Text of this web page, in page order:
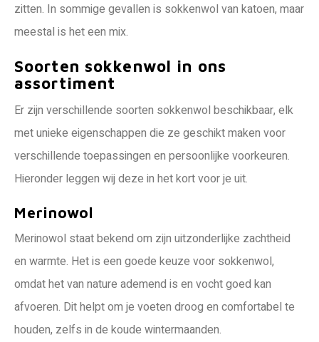
zitten. In sommige gevallen is sokkenwol van katoen, maar
meestal is het een mix.
Soorten sokkenwol in ons
assortiment
Er zijn verschillende soorten sokkenwol beschikbaar, elk
met unieke eigenschappen die ze geschikt maken voor
verschillende toepassingen en persoonlijke voorkeuren.
Hieronder leggen wij deze in het kort voor je uit.
Merinowol
Merinowol staat bekend om zijn uitzonderlijke zachtheid
en warmte. Het is een goede keuze voor sokkenwol,
omdat het van nature ademend is en vocht goed kan
afvoeren. Dit helpt om je voeten droog en comfortabel te
houden, zelfs in de koude wintermaanden.